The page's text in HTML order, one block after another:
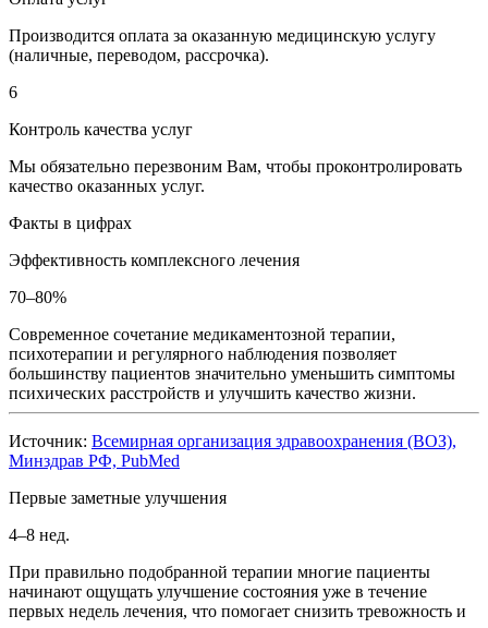
Производится оплата за оказанную медицинскую услугу
(наличные, переводом, рассрочка).
6
Контроль качества услуг
Мы обязательно перезвоним Вам, чтобы проконтролировать
качество оказанных услуг.
Факты в цифрах
Эффективность комплексного лечения
70–80%
Современное сочетание медикаментозной терапии,
психотерапии и регулярного наблюдения позволяет
большинству пациентов значительно уменьшить симптомы
психических расстройств и улучшить качество жизни.
Источник: Всемирная организация здравоохранения (ВОЗ),
Минздрав РФ, PubMed
Первые заметные улучшения
4–8 нед.
При правильно подобранной терапии многие пациенты
начинают ощущать улучшение состояния уже в течение
первых недель лечения, что помогает снизить тревожность и